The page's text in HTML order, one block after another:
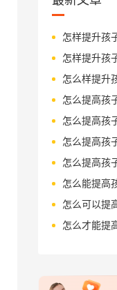
怎样提升孩
怎样提升孩
怎么样提升
怎么提高孩
怎么提高孩
怎么提高孩
怎么提高孩
怎么能提高
怎么可以提
怎么才能提